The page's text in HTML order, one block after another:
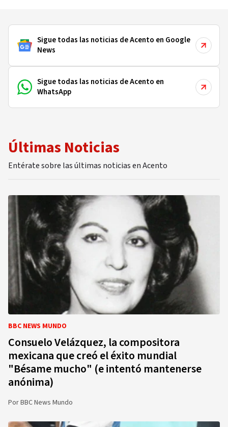
Sigue todas las noticias de Acento en Google
News
Sigue todas las noticias de Acento en
WhatsApp